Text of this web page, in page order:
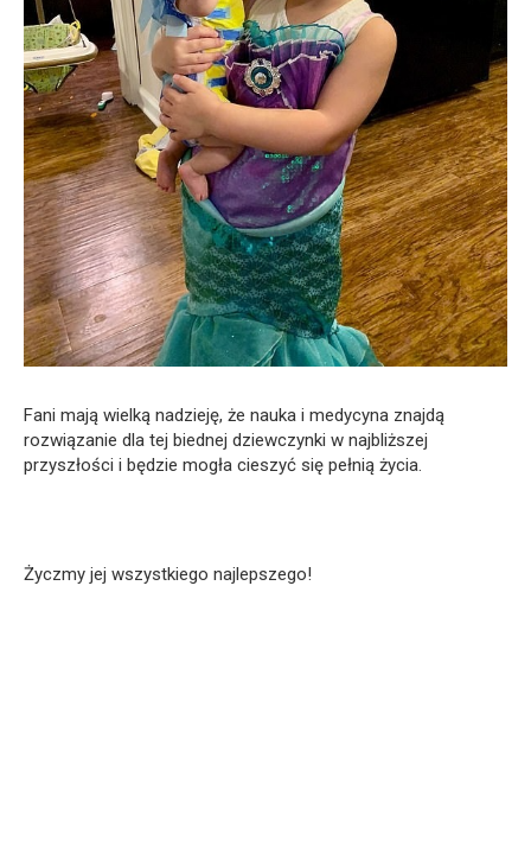
Fani mają wielką nadzieję, że nauka i medycyna znajdą
rozwiązanie dla tej biednej dziewczynki w najbliższej
przyszłości i będzie mogła cieszyć się pełnią życia.
Życzmy jej wszystkiego najlepszego!